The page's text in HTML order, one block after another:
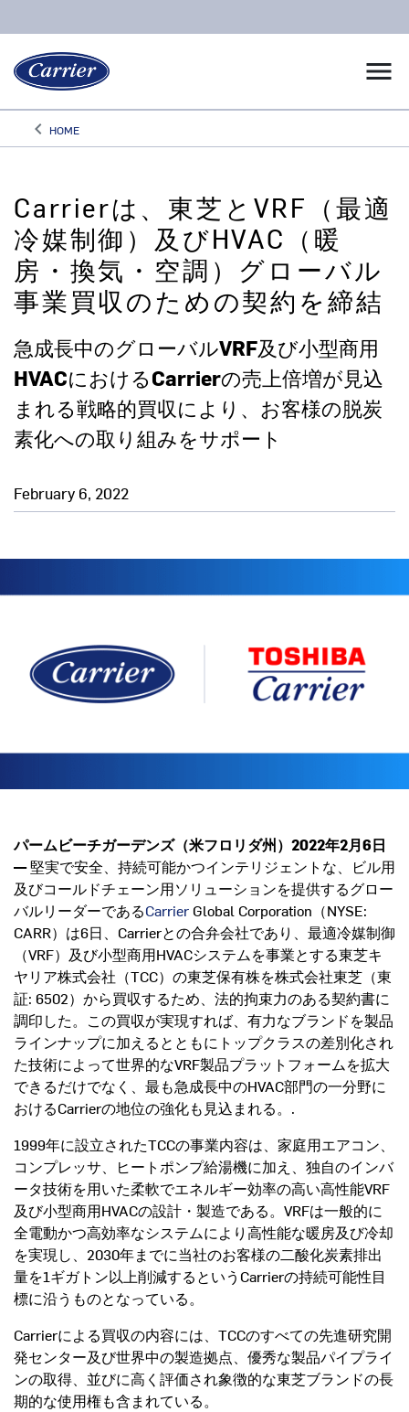
menu
keyboard_arrow_leftArrow back
HOME
Carrierは、東芝とVRF（最適
冷媒制御）及びHVAC（暖
房・換気・空調）グローバル
事業買収のための契約を締結
急成長中のグローバルVRF及び小型商用
HVACにおけるCarrierの売上倍増が見込
まれる戦略的買収により、お客様の脱炭
素化への取り組みをサポート
February 6, 2022
パームビーチガーデンズ（米フロリダ州）2022年2月6日
—堅実で安全、持続可能かつインテリジェントな、ビル用
及びコールドチェーン用ソリューションを提供するグロー
バルリーダーであるCarrier Global Corporation（NYSE:
CARR）は6日、Carrierとの合弁会社であり、最適冷媒制御
（VRF）及び小型商用HVACシステムを事業とする東芝キ
ヤリア株式会社（TCC）の東芝保有株を株式会社東芝（東
証: 6502）から買収するため、法的拘束力のある契約書に
調印した。この買収が実現すれば、有力なブランドを製品
ラインナップに加えるとともにトップクラスの差別化され
た技術によって世界的なVRF製品プラットフォームを拡大
できるだけでなく、最も急成長中のHVAC部門の一分野に
おけるCarrierの地位の強化も見込まれる。.
1999年に設立されたTCCの事業内容は、家庭用エアコン、
コンプレッサ、ヒートポンプ給湯機に加え、独自のインバ
ータ技術を用いた柔軟でエネルギー効率の高い高性能VRF
及び小型商用HVACの設計・製造である。VRFは一般的に
全電動かつ高効率なシステムにより高性能な暖房及び冷却
を実現し、2030年までに当社のお客様の二酸化炭素排出
量を1ギガトン以上削減するというCarrierの持続可能性目
標に沿うものとなっている。
Carrierによる買収の内容には、TCCのすべての先進研究開
発センター及び世界中の製造拠点、優秀な製品パイプライ
ンの取得、並びに高く評価され象徴的な東芝ブランドの長
期的な使用権も含まれている。